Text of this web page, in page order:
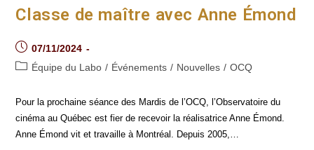
Classe de maître avec Anne Émond
Post
published:
07/11/2024
PostÉquipe du Labo / Événements / Nouvelles / OCQ
Pour la prochaine séance des Mardis de l’OCQ, l’Observatoire du
cinéma au Québec est fier de recevoir la réalisatrice Anne Émond.
Anne Émond vit et travaille à Montréal. Depuis 2005,…